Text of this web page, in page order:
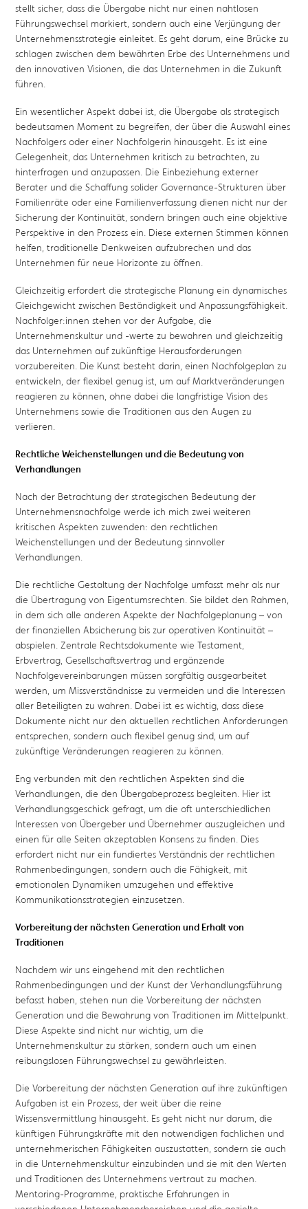
stellt sicher, dass die Übergabe nicht nur einen nahtlosen
Führungswechsel markiert, sondern auch eine Verjüngung der
Unternehmensstrategie einleitet. Es geht darum, eine Brücke zu
schlagen zwischen dem bewährten Erbe des Unternehmens und
den innovativen Visionen, die das Unternehmen in die Zukunft
führen.
Ein wesentlicher Aspekt dabei ist, die Übergabe als strategisch
bedeutsamen Moment zu begreifen, der über die Auswahl eines
Nachfolgers oder einer Nachfolgerin hinausgeht. Es ist eine
Gelegenheit, das Unternehmen kritisch zu betrachten, zu
hinterfragen und anzupassen. Die Einbeziehung externer
Berater und die Schaffung solider Governance-Strukturen über
Familienräte oder eine Familienverfassung dienen nicht nur der
Sicherung der Kontinuität, sondern bringen auch eine objektive
Perspektive in den Prozess ein. Diese externen Stimmen können
helfen, traditionelle Denkweisen aufzubrechen und das
Unternehmen für neue Horizonte zu öffnen.
Gleichzeitig erfordert die strategische Planung ein dynamisches
Gleichgewicht zwischen Beständigkeit und Anpassungsfähigkeit.
Nachfolger:innen stehen vor der Aufgabe, die
Unternehmenskultur und -werte zu bewahren und gleichzeitig
das Unternehmen auf zukünftige Herausforderungen
vorzubereiten. Die Kunst besteht darin, einen Nachfolgeplan zu
entwickeln, der flexibel genug ist, um auf Marktveränderungen
reagieren zu können, ohne dabei die langfristige Vision des
Unternehmens sowie die Traditionen aus den Augen zu
verlieren.
Rechtliche Weichenstellungen und die Bedeutung von
Verhandlungen
Nach der Betrachtung der strategischen Bedeutung der
Unternehmensnachfolge werde ich mich zwei weiteren
kritischen Aspekten zuwenden: den rechtlichen
Weichenstellungen und der Bedeutung sinnvoller
Verhandlungen.
Die rechtliche Gestaltung der Nachfolge umfasst mehr als nur
die Übertragung von Eigentumsrechten. Sie bildet den Rahmen,
in dem sich alle anderen Aspekte der Nachfolgeplanung – von
der finanziellen Absicherung bis zur operativen Kontinuität –
abspielen. Zentrale Rechtsdokumente wie Testament,
Erbvertrag, Gesellschaftsvertrag und ergänzende
Nachfolgevereinbarungen müssen sorgfältig ausgearbeitet
werden, um Missverständnisse zu vermeiden und die Interessen
aller Beteiligten zu wahren. Dabei ist es wichtig, dass diese
Dokumente nicht nur den aktuellen rechtlichen Anforderungen
entsprechen, sondern auch flexibel genug sind, um auf
zukünftige Veränderungen reagieren zu können.
Eng verbunden mit den rechtlichen Aspekten sind die
Verhandlungen, die den Übergabeprozess begleiten. Hier ist
Verhandlungsgeschick gefragt, um die oft unterschiedlichen
Interessen von Übergeber und Übernehmer auszugleichen und
einen für alle Seiten akzeptablen Konsens zu finden. Dies
erfordert nicht nur ein fundiertes Verständnis der rechtlichen
Rahmenbedingungen, sondern auch die Fähigkeit, mit
emotionalen Dynamiken umzugehen und effektive
Kommunikationsstrategien einzusetzen.
Vorbereitung der nächsten Generation und Erhalt von
Traditionen
Nachdem wir uns eingehend mit den rechtlichen
Rahmenbedingungen und der Kunst der Verhandlungsführung
befasst haben, stehen nun die Vorbereitung der nächsten
Generation und die Bewahrung von Traditionen im Mittelpunkt.
Diese Aspekte sind nicht nur wichtig, um die
Unternehmenskultur zu stärken, sondern auch um einen
reibungslosen Führungswechsel zu gewährleisten.
Die Vorbereitung der nächsten Generation auf ihre zukünftigen
Aufgaben ist ein Prozess, der weit über die reine
Wissensvermittlung hinausgeht. Es geht nicht nur darum, die
künftigen Führungskräfte mit den notwendigen fachlichen und
unternehmerischen Fähigkeiten auszustatten, sondern sie auch
in die Unternehmenskultur einzubinden und sie mit den Werten
und Traditionen des Unternehmens vertraut zu machen.
Mentoring-Programme, praktische Erfahrungen in